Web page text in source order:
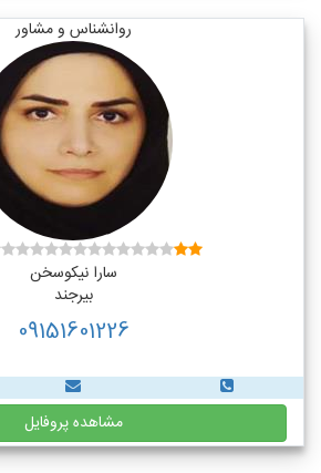
روانشناس و مشاور
سارا نیکوسخن
بیرجند
09151601226
مشاهده پروفایل